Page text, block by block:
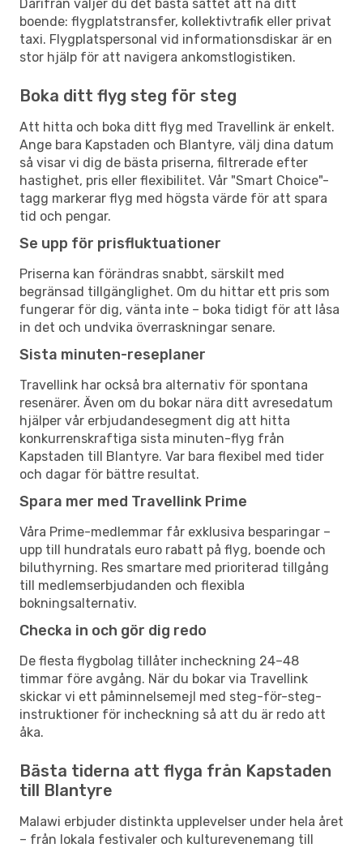
Därifrån väljer du det bästa sättet att nå ditt
boende: flygplatstransfer, kollektivtrafik eller privat
taxi. Flygplatspersonal vid informationsdiskar är en
stor hjälp för att navigera ankomstlogistiken.
Boka ditt flyg steg för steg
Att hitta och boka ditt flyg med Travellink är enkelt.
Ange bara Kapstaden och Blantyre, välj dina datum
så visar vi dig de bästa priserna, filtrerade efter
hastighet, pris eller flexibilitet. Vår "Smart Choice"-
tagg markerar flyg med högsta värde för att spara
tid och pengar.
Se upp för prisfluktuationer
Priserna kan förändras snabbt, särskilt med
begränsad tillgänglighet. Om du hittar ett pris som
fungerar för dig, vänta inte – boka tidigt för att låsa
in det och undvika överraskningar senare.
Sista minuten-reseplaner
Travellink har också bra alternativ för spontana
resenärer. Även om du bokar nära ditt avresedatum
hjälper vår erbjudandesegment dig att hitta
konkurrenskraftiga sista minuten-flyg från
Kapstaden till Blantyre. Var bara flexibel med tider
och dagar för bättre resultat.
Spara mer med Travellink Prime
Våra Prime-medlemmar får exklusiva besparingar –
upp till hundratals euro rabatt på flyg, boende och
biluthyrning. Res smartare med prioriterad tillgång
till medlemserbjudanden och flexibla
bokningsalternativ.
Checka in och gör dig redo
De flesta flygbolag tillåter incheckning 24–48
timmar före avgång. När du bokar via Travellink
skickar vi ett påminnelsemejl med steg-för-steg-
instruktioner för incheckning så att du är redo att
åka.
Bästa tiderna att flyga från Kapstaden
till Blantyre
Malawi erbjuder distinkta upplevelser under hela året
– från lokala festivaler och kulturevenemang till